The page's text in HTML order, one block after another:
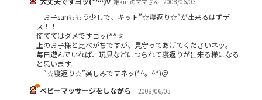
お子sanももう少しで、キット”☆寝返り☆”が出来るはずデ
ス！！
慌ててはダメですヨッ(^^ゞ
上のお子様と比べがちですが、見守ってあげてくださいネッ。
毎日遊んでいれば、玩具などにつられて寝返りが出来る様になる
と思います。
”☆寝返り☆”楽しみですネッ(*^。^*)＠
ベビーマッサージをしながら | 2008/06/03